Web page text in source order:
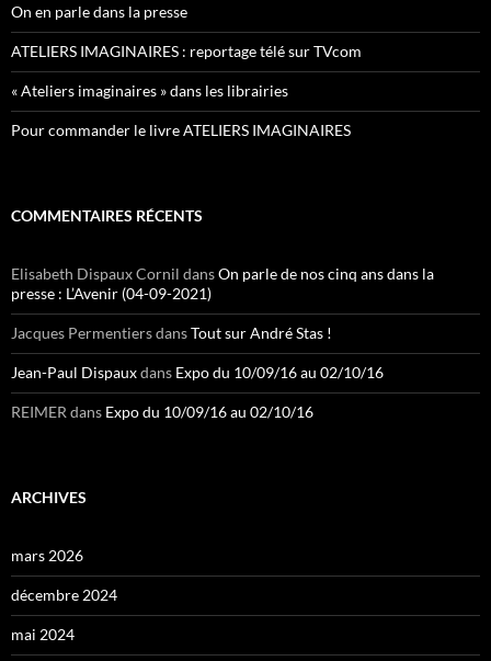
On en parle dans la presse
ATELIERS IMAGINAIRES : reportage télé sur TVcom
« Ateliers imaginaires » dans les librairies
Pour commander le livre ATELIERS IMAGINAIRES
COMMENTAIRES RÉCENTS
Elisabeth Dispaux Cornil dansOn parle de nos cinq ans dans la
presse : L’Avenir (04-09-2021)
Jacques PermentiersdansTout sur André Stas !
Jean-Paul Dispauxdans Expo du 10/09/16 au 02/10/16
REIMER dans Expo du 10/09/16 au 02/10/16
ARCHIVES
mars 2026
décembre 2024
mai 2024